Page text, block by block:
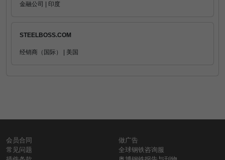
金融公司 | 印度
STEELBOSS.COM
经销商（国际） | 美国
会员合同
常见问题
做广告
全球钢铁咨询服